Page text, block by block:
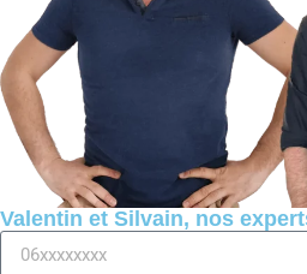
Valentin et Silvain, nos